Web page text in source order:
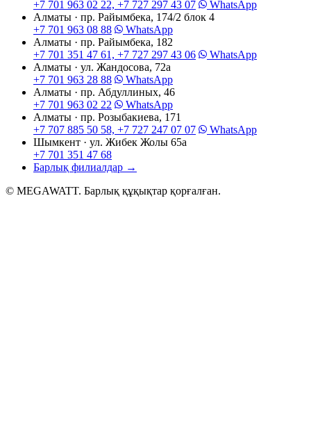
+7 701 963 02 22, +7 727 297 43 07
WhatsApp
Алматы · пр. Райымбека, 174/2 блок 4
+7 701 963 08 88
WhatsApp
Алматы · пр. Райымбека, 182
+7 701 351 47 61, +7 727 297 43 06
WhatsApp
Алматы · ул. Жандосова, 72а
+7 701 963 28 88
WhatsApp
Алматы · пр. Абдуллиных, 46
+7 701 963 02 22
WhatsApp
Алматы · пр. Розыбакиева, 171
+7 707 885 50 58, +7 727 247 07 07
WhatsApp
Шымкент · ул. Жибек Жолы 65а
+7 701 351 47 68
Барлық филиалдар →
© MEGAWATT. Барлық құқықтар қорғалған.